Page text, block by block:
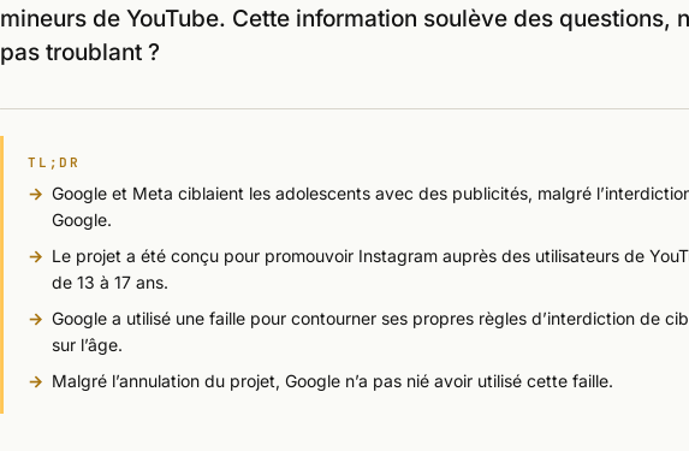
mineurs de YouTube. Cette information soulève des questions,
pas troublant ?
TL;DR
Google et Meta ciblaient les adolescents avec des publicités, malgré
Google.
Le projet a été conçu pour promouvoir Instagram auprès des utilisateurs de
de 13 à 17 ans.
Google a utilisé une faille pour contourner ses propres règles d’interdiction de
sur l’âge.
Malgré l’annulation du projet, Google n’a pas nié avoir utilisé cette faille.